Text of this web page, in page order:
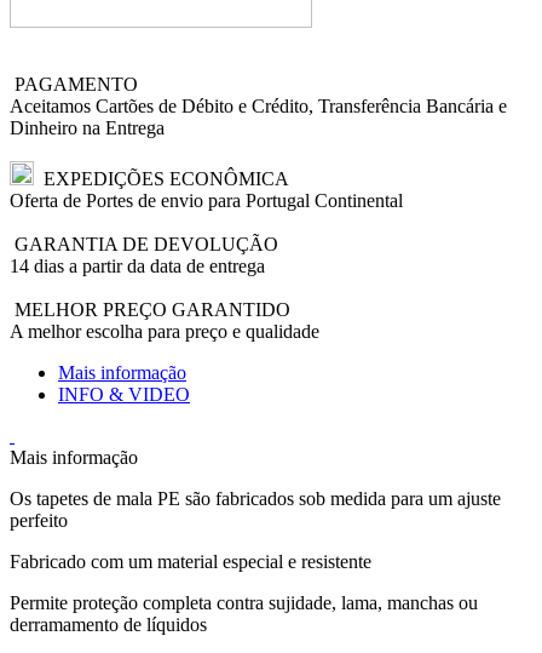
PAGAMENTO
Aceitamos Cartões de Débito e Crédito, Transferência Bancária e
Dinheiro na Entrega
EXPEDIÇÕES ECONÔMICA
Oferta de Portes de envio para Portugal Continental
GARANTIA DE DEVOLUÇÃO
14 dias a partir da data de entrega
MELHOR PREÇO GARANTIDO
A melhor escolha para preço e qualidade
Mais informação
INFO & VIDEO
Mais informação
Os tapetes de mala PE são fabricados sob medida para um ajuste
perfeito
Fabricado com um material especial e resistente
Permite proteção completa contra sujidade, lama, manchas ou
derramamento de líquidos